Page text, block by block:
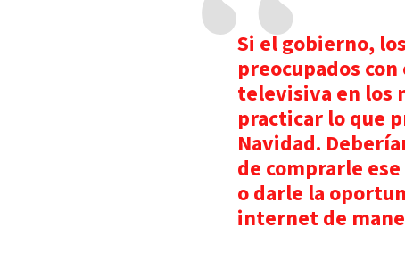
Si el gobierno,
preocupados
televisiva en los
practicar lo que
Navidad.
de comprarle
o darle la
internet de